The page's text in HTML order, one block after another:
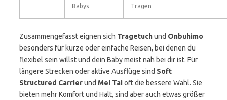
Babys
Tragen
Zusammengefasst eignen sich Tragetuchund Onbuhimo
besonders für kurze oder einfache Reisen, bei denen du
flexibel sein willst und dein Baby meist nah bei dir ist. Für
längere Strecken oder aktive Ausflüge sind Soft
Structured Carrierund Mei Taioft die bessere Wahl. Sie
bieten mehr Komfort und Halt, sind aber auch etwas größer